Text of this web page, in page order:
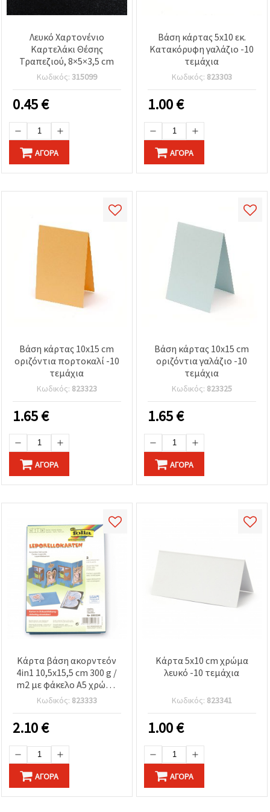
Λευκό Χαρτονένιο
Καρτελάκι Θέσης
Τραπεζιού, 8×5×3,5 cm
Κωδικός: 315099
0.45€
ΑΓΟΡΆ
Βάση κάρτας 5x10 εκ.
Κατακόρυφη γαλάζιο -10
τεμάχια
Κωδικός: 823303
1.00€
ΑΓΟΡΆ
Βάση κάρτας 10x15 cm
οριζόντια πορτοκαλί -10
τεμάχια
Κωδικός: 823323
1.65€
ΑΓΟΡΆ
Βάση κάρτας 10x15 cm
οριζόντια γαλάζιο -10
τεμάχια
Κωδικός: 823325
1.65€
ΑΓΟΡΆ
Κάρτα βάση ακορντεόν
4in1 10,5x15,5 cm 300 g /
m2 με φάκελο A5 χρώμα
μπλε -3 σετ
Κωδικός: 823333
2.10€
ΑΓΟΡΆ
Κάρτα 5x10 cm χρώμα
λευκό -10 τεμάχια
Κωδικός: 823341
1.00€
ΑΓΟΡΆ